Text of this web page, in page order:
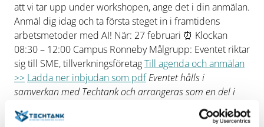
att vi tar upp under workshopen, ange det i din anmälan.
Anmäl dig idag och ta första steget in i framtidens
arbetsmetoder med AI! När: 27 februari ⏰ Klockan
08:30 – 12:00 Campus Ronneby Målgrupp: Eventet riktar
sig till SME, tillverkningsföretagTill agenda och anmälan
>> Ladda ner inbjudan som pdfEventet hålls i
samverkan med Techtank och arrangeras som en del i
DigIT Hub ett initiativ med stöd från EU. Det är
kostnadsfritt för er som företag men ni behöver signera